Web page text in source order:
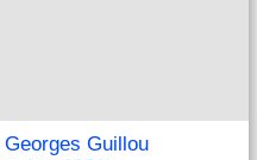
Guillou